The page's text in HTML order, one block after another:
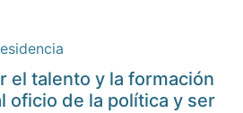
el talento y la formación
oficio de la política y ser